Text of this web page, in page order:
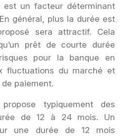
un facteur déterminant
général, plus la durée est
sera attractif. Cela
prêt de courte durée
pour la banque en
fluctuations du marché et
paiement.
typiquement des
de 12 à 24 mois. Un
une durée de 12 mois